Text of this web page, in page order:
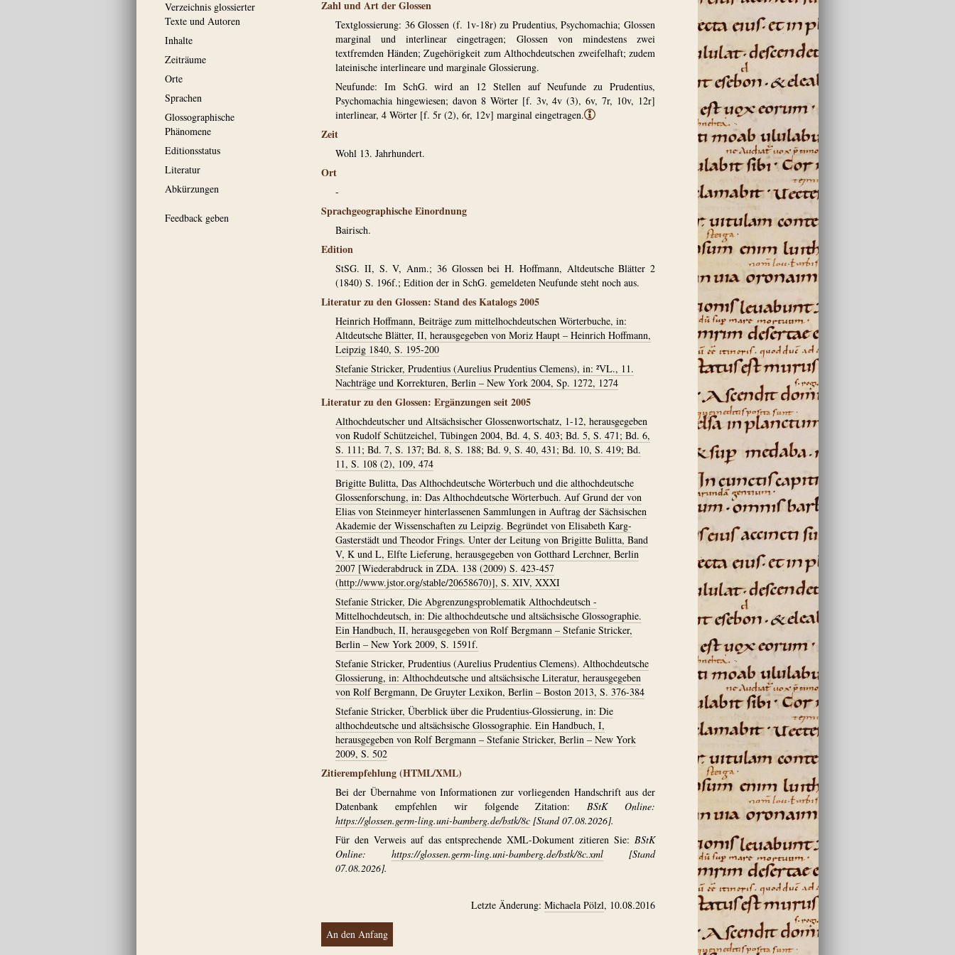
Verzeichnis glossierter
Texte und Autoren
Inhalte
Zeiträume
Orte
Sprachen
Glossographische
Phänomene
Editionsstatus
Literatur
Abkürzungen
Feedback geben
Zahl und Art der Glossen
Textglossierung: 36 Glossen (f. 1v-18r) zu Prudentius, Psychomachia; Glossen
marginal und interlinear eingetragen; Glossen von mindestens zwei
textfremden Händen; Zugehörigkeit zum Althochdeutschen zweifelhaft; zudem
lateinische interlineare und marginale Glossierung.
Neufunde: Im SchG. wird an 12 Stellen auf Neufunde zu Prudentius,
Psychomachia hingewiesen; davon 8 Wörter [f. 3v, 4v (3), 6v, 7r, 10v, 12r]
interlinear, 4 Wörter [f. 5r (2), 6r, 12v] marginal eingetragen.ⓘ
Zeit
Wohl 13. Jahrhundert.
Ort
-
Sprachgeographische Einordnung
Bairisch.
Edition
StSG. II, S. V, Anm.; 36 Glossen bei H. Hoffmann, Altdeutsche Blätter 2
(1840) S. 196f.; Edition der in SchG. gemeldeten Neufunde steht noch aus.
Literatur zu den Glossen: Stand des Katalogs 2005
Heinrich Hoffmann, Beiträge zum mittelhochdeutschen Wörterbuche, in:
Altdeutsche Blätter, II, herausgegeben von Moriz Haupt – Heinrich Hoffmann,
Leipzig 1840, S. 195-200
Stefanie Stricker, Prudentius (Aurelius Prudentius Clemens), in: ²VL., 11.
Nachträge und Korrekturen, Berlin – New York 2004, Sp. 1272, 1274
Literatur zu den Glossen: Ergänzungen seit 2005
Althochdeutscher und Altsächsischer Glossenwortschatz, 1-12, herausgegeben
von Rudolf Schützeichel, Tübingen 2004, Bd. 4, S. 403; Bd. 5, S. 471; Bd. 6,
S. 111; Bd. 7, S. 137; Bd. 8, S. 188; Bd. 9, S. 40, 431; Bd. 10, S. 419; Bd.
11, S. 108 (2), 109, 474
Brigitte Bulitta, Das Althochdeutsche Wörterbuch und die althochdeutsche
Glossenforschung, in: Das Althochdeutsche Wörterbuch. Auf Grund der von
Elias von Steinmeyer hinterlassenen Sammlungen in Auftrag der Sächsischen
Akademie der Wissenschaften zu Leipzig. Begründet von Elisabeth Karg-
Gasterstädt und Theodor Frings. Unter der Leitung von Brigitte Bulitta, Band
V, K und L, Elfte Lieferung, herausgegeben von Gotthard Lerchner, Berlin
2007 [Wiederabdruck in ZDA. 138 (2009) S. 423-457
(http://www.jstor.org/stable/20658670)], S. XIV, XXXI
Stefanie Stricker, Die Abgrenzungsproblematik Althochdeutsch -
Mittelhochdeutsch, in: Die althochdeutsche und altsächsische Glossographie.
Ein Handbuch, II, herausgegeben von Rolf Bergmann – Stefanie Stricker,
Berlin – New York 2009, S. 1591f.
Stefanie Stricker, Prudentius (Aurelius Prudentius Clemens). Althochdeutsche
Glossierung, in: Althochdeutsche und altsächsische Literatur, herausgegeben
von Rolf Bergmann, De Gruyter Lexikon, Berlin – Boston 2013, S. 376-384
Stefanie Stricker, Überblick über die Prudentius-Glossierung, in: Die
althochdeutsche und altsächsische Glossographie. Ein Handbuch, I,
herausgegeben von Rolf Bergmann – Stefanie Stricker, Berlin – New York
2009, S. 502
Zitierempfehlung (HTML/XML)
Bei der Übernahme von Informationen zur vorliegenden Handschrift aus der
Datenbank empfehlen wir folgende Zitation:BStK Online:
https://glossen.germ-ling.uni-bamberg.de/bstk/8c [Stand 07.08.2026].
Für den Verweis auf das entsprechende XML-Dokument zitieren Sie: BStK
Online: https://glossen.germ-ling.uni-bamberg.de/bstk/8c.xml [Stand
07.08.2026].
Letzte Änderung: Michaela Pölzl, 10.08.2016
An den Anfang